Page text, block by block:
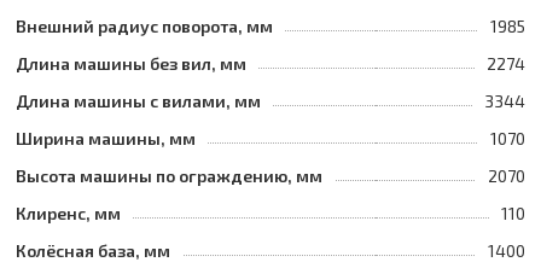
Внешний радиус поворота, мм
1985
Длина машины без вил, мм
2274
Длина машины с вилами, мм
3344
Ширина машины, мм
1070
Высота машины по ограждению, мм
2070
Клиренс, мм
110
Колёсная база, мм
1400